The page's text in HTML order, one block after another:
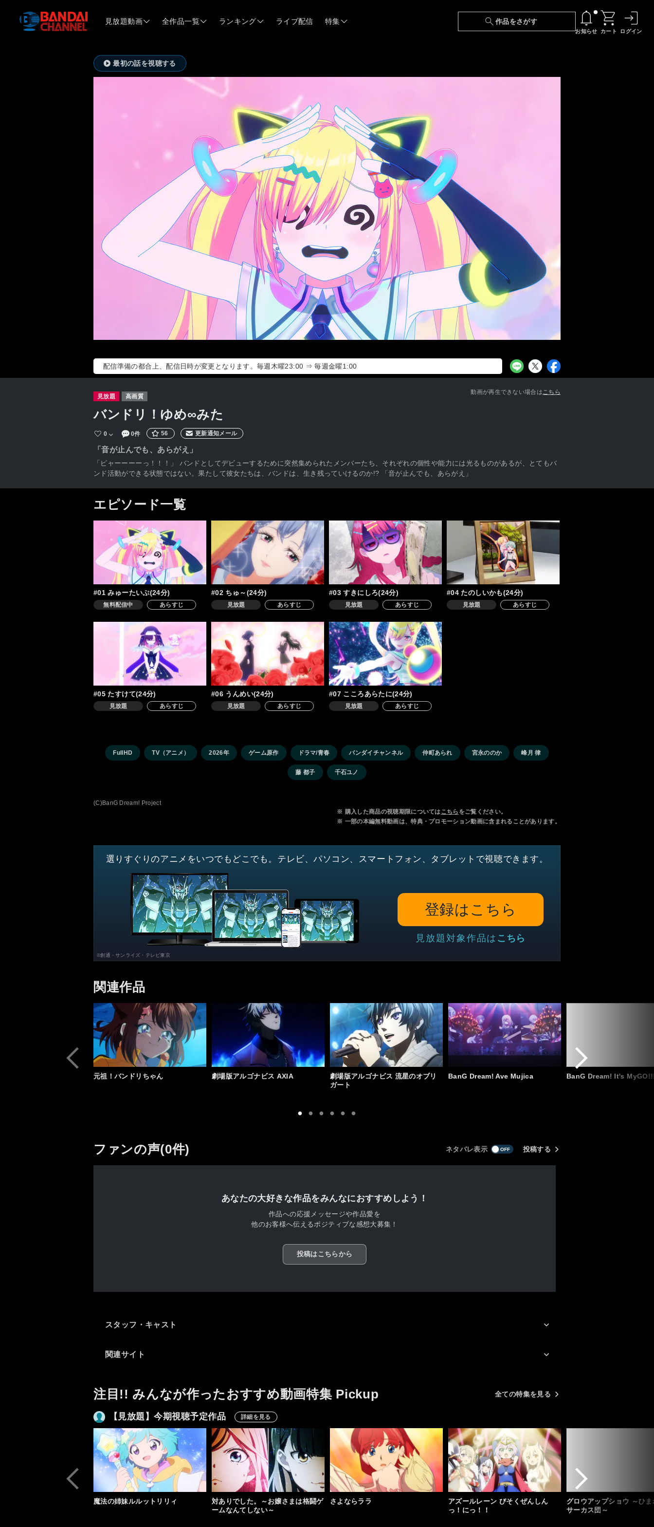
見放題動画 全作品一覧 ランキング ライブ配信 特集 作品をさがす
お知らせ
06/03
『最強の王様、二度目の人生は何をする？』第
05/21 【障害】映像再生における不具合に関しまして
05/14
らせ
04/28
【障害】Android TVにおける不具合に関しまし
て
カート ログイン
最初の話を視聴する
配信準備の都合上、配信日時が変更となります。毎週木曜23:00 ⇒ 毎週金曜1:00
動画が再生できない場合はこちら
見放題 高画質
バンドリ！ゆめ∞みた
0 0件 56 更新通知メール
「音が止んでも、あらがえ」
「ピャーーーーっ！！！」 バンドとしてデビューするために突然集められたメンバーたち、それぞれの個性や能力には光るものがあるが、とてもバ
ンド活動ができる状態ではない。果たして彼女たちは、バンドは、生き残っていけるのか!? 「音が止んでも、あらがえ」
エピソード一覧
#01 みゅーたいぷ(24分)
無料配信中 あらすじ
#02 ちゅ～(24分)
見放題 あらすじ
#03 すきにしろ(24分)
見放題 あらすじ
#04 たのしいかも(24分)
見放題 あらすじ
#05 たすけて(24分)
見放題 あらすじ
#06 うんめい(24分)
見放題 あらすじ
#07 こころあらたに(24分)
見放題 あらすじ
FullHD TV（アニメ） 2026年 ゲーム原作 ドラマ/青春 バンダイチャンネル 仲町あられ 宮永ののか 峰月 律
藤 都子 千石ユノ
(C)BanG Dream! Project
※ 購入した商品の視聴期限についてはこちら をご覧ください。
※ 一部の本編無料動画は、特典・プロモーション動画に含まれることがあります。
選りすぐりのアニメをいつでもどこでも。テレビ、パソコン、スマートフォン、タブレットで視聴できます。
登録はこちら
見放題対象作品は こちら
©創通・サンライズ・テレビ東京
関連作品
元祖！バンドリちゃん 劇場版アルゴナビス AXIA
劇場版アルゴナビス 流星のオブリ
ガート
BanG Dream! Ave Mujica BanG Dream! It's
ファンの声(0件) ネタバレ表示 投稿する
あなたの大好きな作品をみんなにおすすめしよう！
作品への応援メッセージや作品愛を
他のお客様へ伝えるポジティブな感想大募集！
投稿はこちらから
スタッフ・キャスト
関連サイト
注目!! みんなが作ったおすすめ動画特集 Pickup 全ての特集を見る
【見放題】今期視聴予定作品 詳細を見る
魔法の姉妹ルルットリリィ
対ありでした。～お嬢さまは格闘ゲ
ームなんてしない～
さよならララ
アズールレーン びそくぜんしん
っ！にっ！！
グロウアップショウ ～ひ
サーカス団～